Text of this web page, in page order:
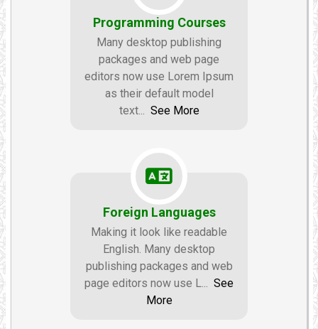
Programming Courses
Many desktop publishing
packages and web page
editors now use Lorem Ipsum
as their default model
text... See More
Foreign Languages
Making it look like readable
English. Many desktop
publishing packages and web
page editors now use L... See
More